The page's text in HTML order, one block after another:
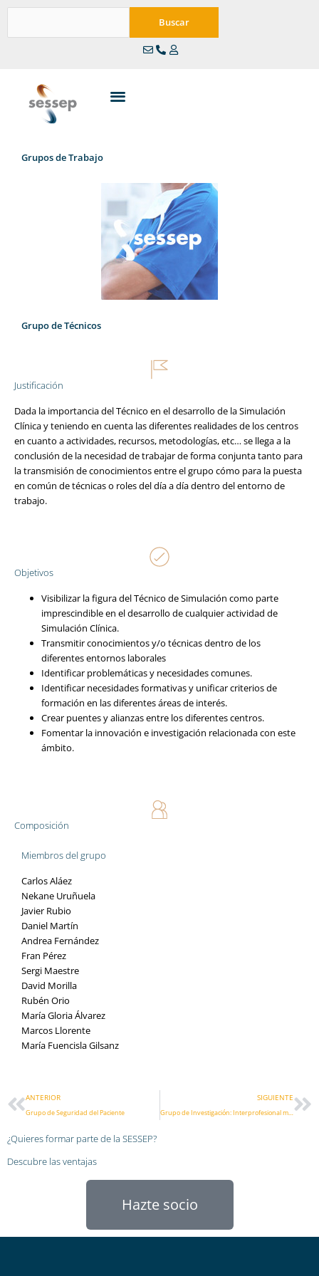
contenido
Buscar
Grupos de Trabajo
Grupo de Técnicos
Justificación
Dada la importancia del Técnico en el desarrollo de la Simulación
Clínica y teniendo en cuenta las diferentes realidades de los centros
en cuanto a actividades, recursos, metodologías, etc… se llega a la
conclusión de la necesidad de trabajar de forma conjunta tanto para
la transmisión de conocimientos entre el grupo cómo para la puesta
en común de técnicas o roles del día a día dentro del entorno de
trabajo.
Objetivos
Visibilizar la figura del Técnico de Simulación como parte
imprescindible en el desarrollo de cualquier actividad de
Simulación Clínica.
Transmitir conocimientos y/o técnicas dentro de los
diferentes entornos laborales
Identificar problemáticas y necesidades comunes.
Identificar necesidades formativas y unificar criterios de
formación en las diferentes áreas de interés.
Crear puentes y alianzas entre los diferentes centros.
Fomentar la innovación e investigación relacionada con este
ámbito.
Composición
Miembros del grupo
Carlos Aláez
Nekane Uruñuela
Javier Rubio
Daniel Martín
Andrea Fernández
Fran Pérez
Sergi Maestre
David Morilla
Rubén Orio
María Gloria Álvarez
Marcos Llorente
María Fuencisla Gilsanz
AntANTERIOR
Grupo de Seguridad del Paciente
SIGUIENTE
Grupo de Investigación: Interprofesional multidisciplinar
¿Quieres formar parte de la SESSEP?
Descubre las ventajas
Hazte socio